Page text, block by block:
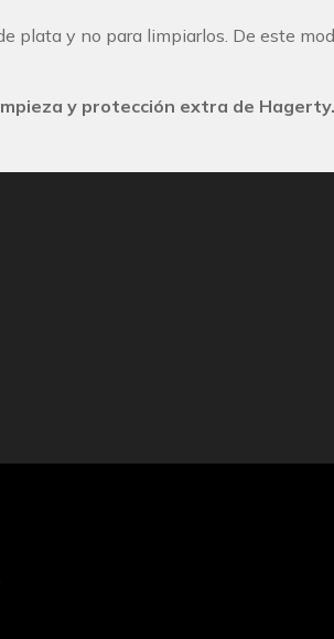
plata y no para limpiarlos. De este
y protección extra de Hagerty.